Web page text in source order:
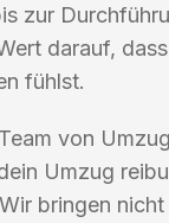
zur
darauf,
fühlst.
von
Umzug
bringen